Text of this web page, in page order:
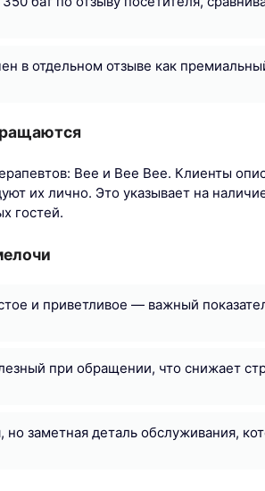
в отдельном отзыве как
Bee и Bee Bee. Клиенты
их лично. Это указывает на
гостей.
и приветливое — важный
при обращении, что снижает
заметная деталь обслуживания,